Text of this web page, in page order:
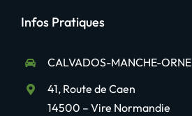
Infos Pratiques
CALVADOS-MANCHE-ORNE
41, Route de Caen
14500 – Vire Normandie